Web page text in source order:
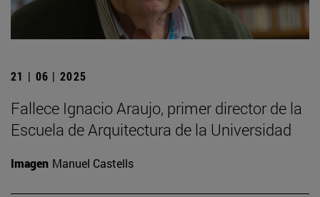
21 | 06 | 2025
Fallece Ignacio Araujo, primer director de la
Escuela de Arquitectura de la Universidad
Imagen Manuel Castells